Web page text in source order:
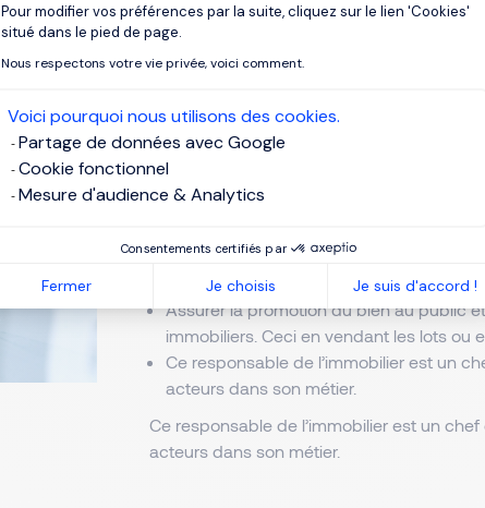
Pour modifier vos préférences par la suite, cliquez sur le lien 'Cookies'
situé dans le pied de page.
Nous respectons votre vie privée, voici comment.
Voici pourquoi nous utilisons des cookies.
Partage de données avec Google
Cookie fonctionnel
Mesure d'audience & Analytics
Consentements certifiés par
Fermer Je choisis Je suis d'accord !
Axeptio consent
Missions
Le Promoteur est chargé des tâches
Rechercher et acheter un terrain.
Déterminer la réalisation finale.
Concevoir les plans en compagnie des
Préparer les appels d’offres afin de
de construction du bâtiment.
Assurer la promotion du bien au public
immobiliers. Ceci en vendant les lots ou
Ce responsable de l’immobilier est un
acteurs dans son métier.
Ce responsable de l’immobilier est un
acteurs dans son métier.